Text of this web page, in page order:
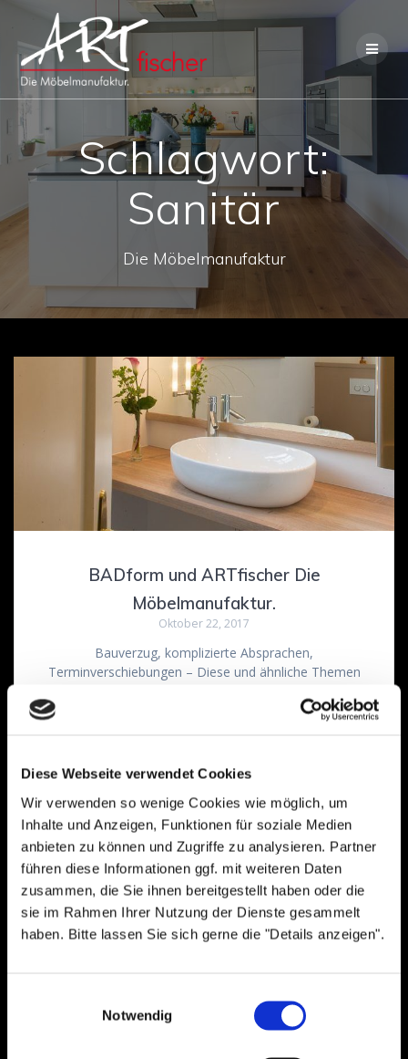
Diese Webseite verwendet Cookies
Wir verwenden so wenige Cookies wie möglich, um
Inhalte und Anzeigen, Funktionen für soziale Medien
anbieten zu können und Zugriffe zu analysieren. Partner
führen diese Informationen ggf. mit weiteren Daten
zusammen, die Sie ihnen bereitgestellt haben oder die
sie im Rahmen Ihrer Nutzung der Dienste gesammelt
haben. Bitte lassen Sie sich gerne die "Details anzeigen".
Notwendig
Skip
to
Schlagwort:
Sanitär
Die Möbelmanufaktur
BADform und ARTfischer Die
Möbelmanufaktur.
Oktober 22, 2017
Bauverzug, komplizierte Absprachen,
Terminverschiebungen – Diese und ähnliche Themen
Als Möbelmanufaktur sind wir häufig eine der letzten
gebracht. Auch flexibelste Zeitpläne geraten ins Wanken.
Read more
Search
for:
NEUESTE BEITRÄGE